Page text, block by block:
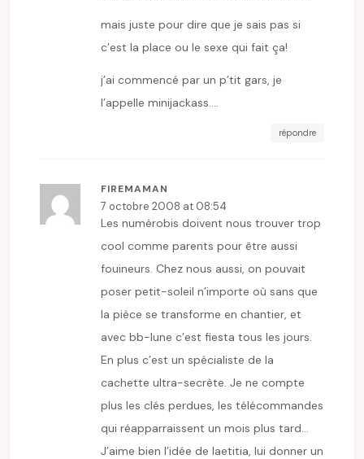
mais juste pour dire que je sais pas si
c’est la place ou le sexe qui fait ça!
j’ai commencé par un p’tit gars, je
l’appelle minijackass….
répondre
FIREMAMAN
7 octobre 2008 at 08:54
Les numérobis doivent nous trouver trop
cool comme parents pour être aussi
fouineurs. Chez nous aussi, on pouvait
poser petit-soleil n’importe où sans que
la pièce se transforme en chantier, et
avec bb-lune c’est fiesta tous les jours.
En plus c’est un spécialiste de la
cachette ultra-secrète. Je ne compte
plus les clés perdues, les télécommandes
qui réapparraissent un mois plus tard…
J’aime bien l’idée de laetitia, lui donner un